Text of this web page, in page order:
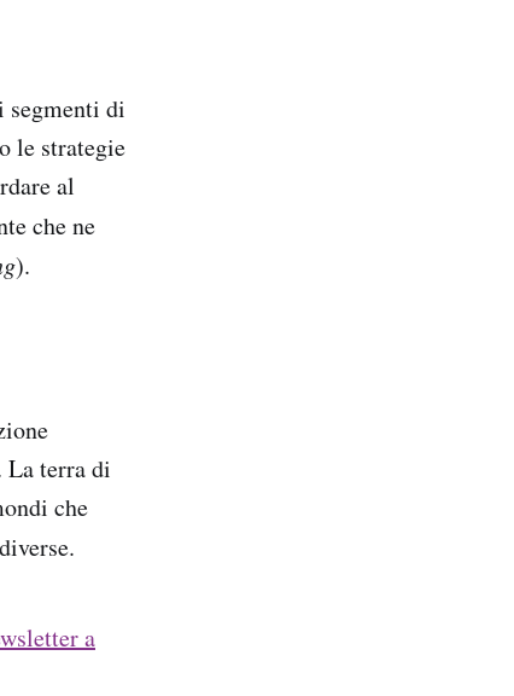
segmenti di
le strategie
al
che ne
).
La terra di
che
a